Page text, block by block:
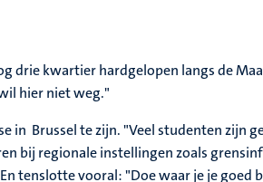
kwartier hardgelopen langs de
hier niet weg."
in Brussel te zijn. "Veel studenten zijn
bij regionale instellingen zoals
tenslotte vooral: "Doe waar je je goed